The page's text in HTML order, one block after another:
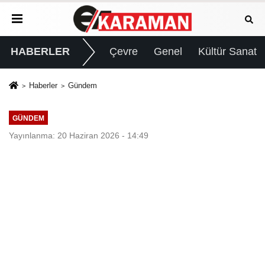
HABERLER Çevre Genel Kültür Sanat
Haberler Gündem
GÜNDEM
Yayınlanma: 20 Haziran 2026 - 14:49